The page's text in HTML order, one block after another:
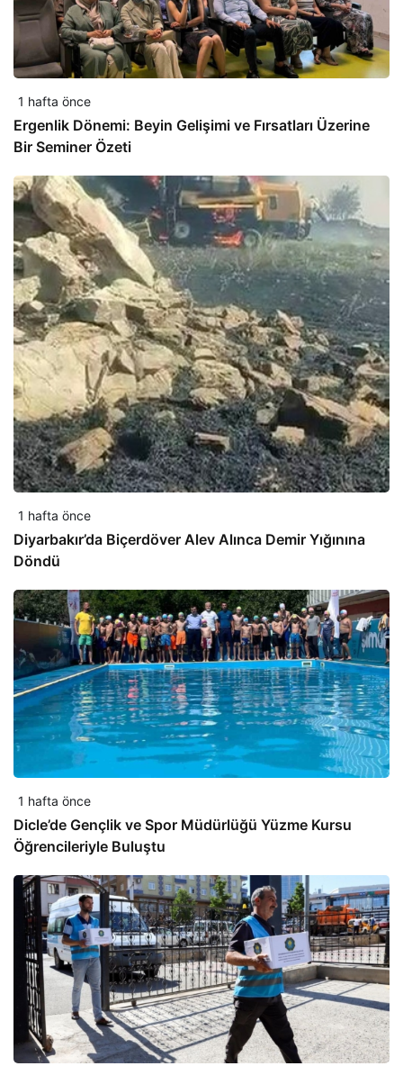
1 hafta önce
Ergenlik Dönemi: Beyin Gelişimi ve Fırsatları Üzerine
Bir Seminer Özeti
1 hafta önce
Diyarbakır’da Biçerdöver Alev Alınca Demir Yığınına
Döndü
1 hafta önce
Dicle’de Gençlik ve Spor Müdürlüğü Yüzme Kursu
Öğrencileriyle Buluştu